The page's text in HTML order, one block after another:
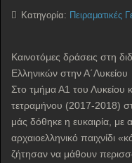
Κατηγορία: Πειραματικές
Καινοτόμες δράσεις στη
Ελληνικών στην Α΄Λυκείου
Στο τμήμα Α1 του Λυκείου
τετραμήνου (2017-2018)
μάς δόθηκε η ευκαιρία, με
αρχαιοελληνικό παιχνίδι
ζήτησαν να μάθουν